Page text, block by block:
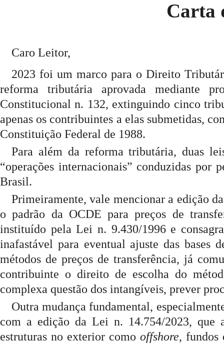
Carta
Caro Leitor,
2023 foi um marco para o Direito
reforma tributária aprovada mediante
Constitucional n. 132, extinguindo cinco
apenas os contribuintes a elas submetidas,
Constituição Federal de 1988.
Para além da reforma tributária, duas
“operações internacionais” conduzidas por
Brasil.
Primeiramente, vale mencionar a edição
o padrão da OCDE para preços de
instituído pela Lei n. 9.430/1996 e
inafastável para eventual ajuste das
métodos de preços de transferência, já
contribuinte o direito de escolha do
complexa questão dos intangíveis, prever
Outra mudança fundamental,
com a edição da Lei n. 14.754/2023, que
estruturas no exterior como offshore, fundos